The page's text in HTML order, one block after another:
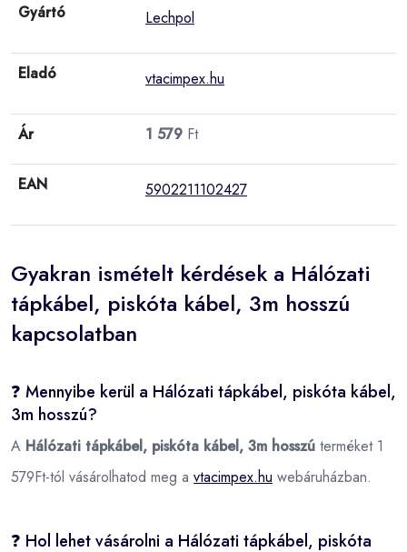
Gyártó Lechpol
Eladó vtacimpex.hu
Ár 1 579 Ft
EAN 5902211102427
Gyakran ismételt kérdések a Hálózati
tápkábel, piskóta kábel, 3m hosszú
kapcsolatban
❓ Mennyibe kerül a Hálózati tápkábel, piskóta kábel,
3m hosszú?
A Hálózati tápkábel, piskóta kábel, 3m hosszú terméket 1
579Ft-tól vásárolhatod meg a vtacimpex.hu webáruházban.
❓ Hol lehet vásárolni a Hálózati tápkábel, piskóta